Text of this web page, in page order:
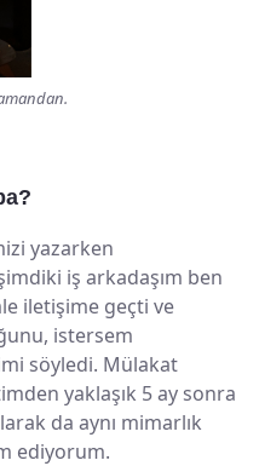
yazarken
iş arkadaşım ben
iletişime geçti ve
istersem
söyledi. Mülakat
yaklaşık 5 ay sonra
da aynı mimarlık
ediyorum.